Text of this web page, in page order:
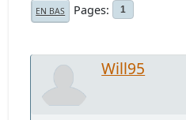
EN BAS Pages 1
Will95